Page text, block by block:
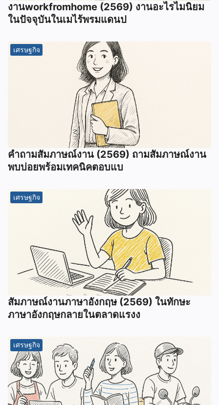
งานworkfromhome (2569) งานอะไรไมนิยม
ในปัจจุบันในเมไร้พรมแดนป
เศรษฐกิจ
คำถามสัมภาษณ์งาน (2569) ถามสัมภาษณ์งาน
พบบ่อยพร้อมเทคนิคตอบแบ
เศรษฐกิจ
สัมภาษณ์งานภาษาอังกฤษ (2569) ในทักษะ
ภาษาอังกฤษกลายในตลาดแรงง
เศรษฐกิจ